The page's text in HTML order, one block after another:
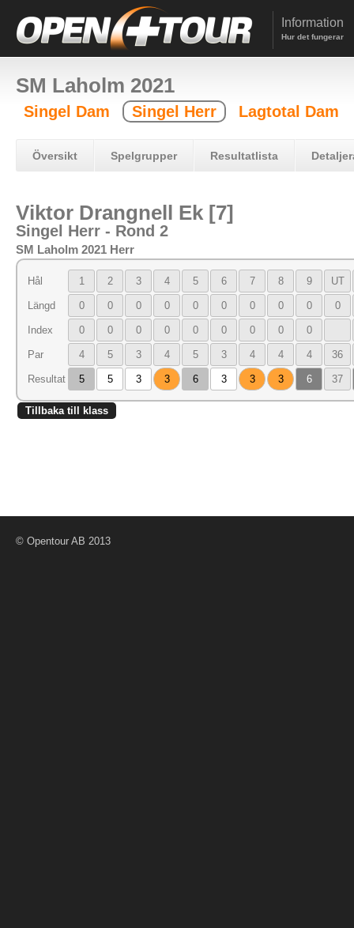
Information
Hur det fungerar
SM Laholm 2021
Singel Dam Singel Herr Lagtotal Dam
Översikt Spelgrupper Resultatlista
Viktor Drangnell Ek [7]
Singel Herr - Rond 2
SM Laholm 2021 Herr
Hål 1 2 3 4 5 6 7 8 9 UT
Längd 0 0 0 0 0 0 0 0 0 0
Index 0 0 0 0 0 0 0 0 0
Par 4 5 3 4 5 3 4 4 4 36
Resultat 5 5 3 3 6 3 3 3 6 37
Tillbaka till klass
© Opentour AB 2013